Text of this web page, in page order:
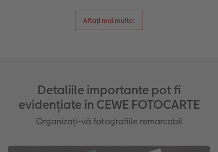
Aflați mai multe!
Detaliile importante pot fi
evidențiate în CEWE FOTOCARTE
Organizați-vă fotografiile remarcabil